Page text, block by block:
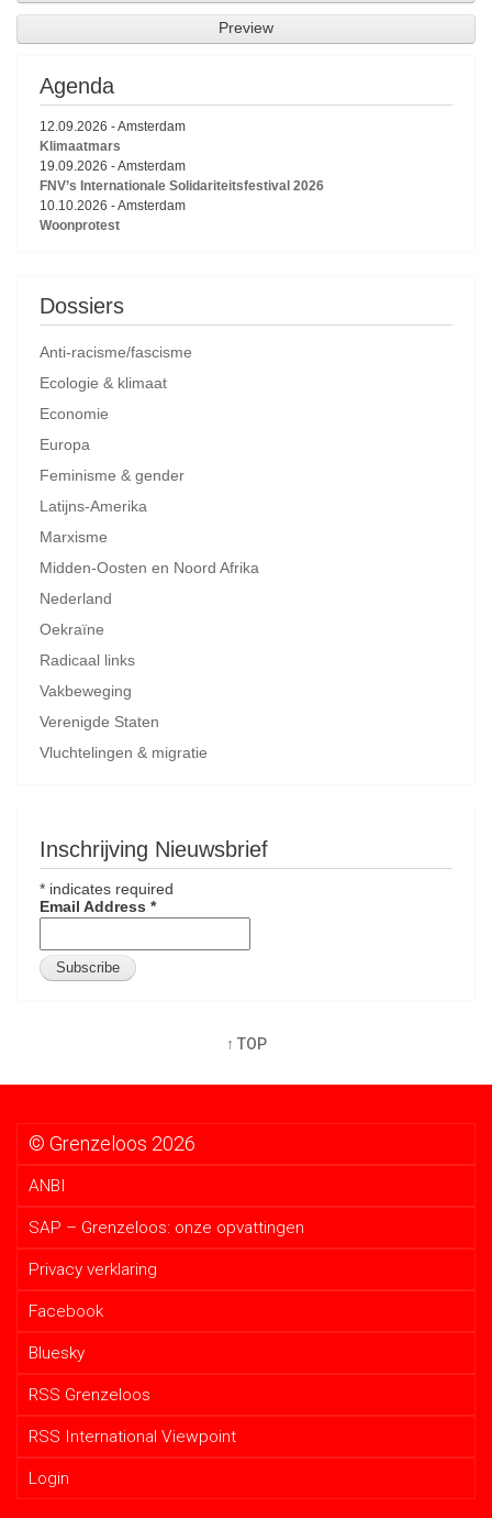
Agenda
12.09.2026 -Amsterdam
Klimaatmars
19.09.2026 -Amsterdam
FNV’s Internationale Solidariteitsfestival 2026
10.10.2026 -Amsterdam
Woonprotest
Dossiers
Anti-racisme/fascisme
Ecologie & klimaat
Economie
Europa
Feminisme & gender
Latijns-Amerika
Marxisme
Midden-Oosten en Noord Afrika
Nederland
Oekraïne
Radicaal links
Vakbeweging
Verenigde Staten
Vluchtelingen & migratie
Inschrijving Nieuwsbrief
* indicates required
Email Address *
↑ TOP
© Grenzeloos 2026
ANBI
SAP – Grenzeloos: onze opvattingen
Privacy verklaring
Facebook
Bluesky
RSS Grenzeloos
RSS International Viewpoint
Login